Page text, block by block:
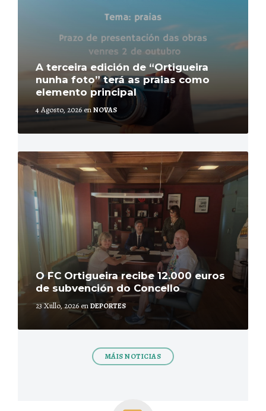
A terceira edición de “Ortigueira
nunha foto” terá as praias como
elemento principal
4 Agosto, 2026 enNOVAS
O FC Ortigueira recibe 12.000 euros
de subvención do Concello
23 Xullo, 2026 enDEPORTES
More
MÁIS NOTICIAS